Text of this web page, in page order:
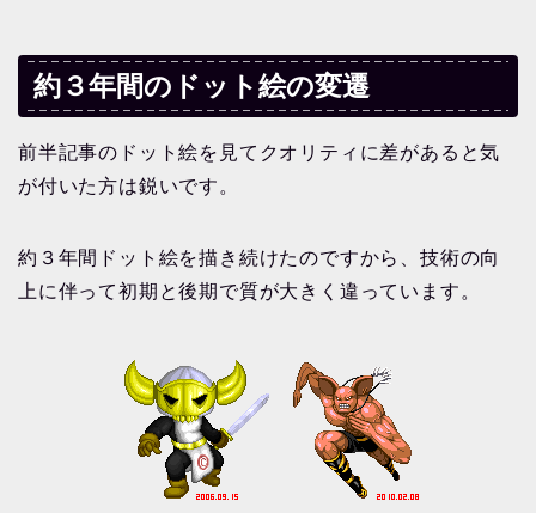
約３年間のドット絵の変遷
前半記事のドット絵を見てクオリティに差があると気
が付いた方は鋭いです。
約３年間ドット絵を描き続けたのですから、技術の向
上に伴って初期と後期で質が大きく違っています。